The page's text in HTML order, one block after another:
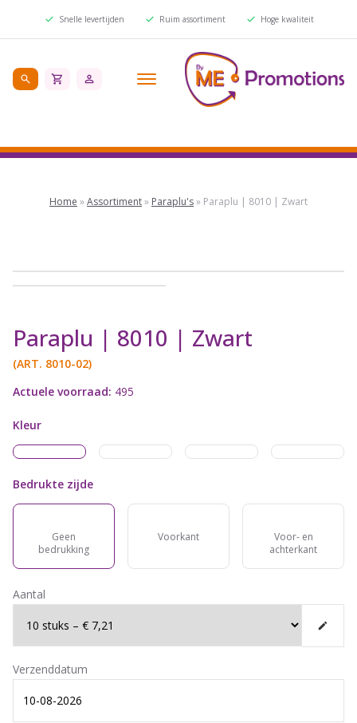
Snelle levertijden Ruim assortiment Hoge kwaliteit
Home »Assortiment» Paraplu's» Paraplu | 8010 | Zwart
Paraplu | 8010 | Zwart
(ART. 8010-02)
Actuele voorraad: 495
Kleur
Bedrukte zijde
Geen
bedrukking
Voorkant
Voor- en
achterkant
Aantal
Verzenddatum